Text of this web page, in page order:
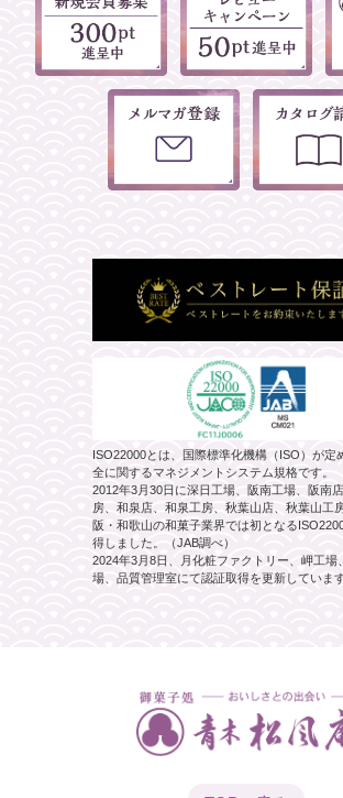
ISO22000とは、国際標準化機構（ISO）が定
全に関するマネジメントシステム規格です。
2012年3月30日に深日工場、阪南工場、阪南
房、和泉店、和泉工房、秋葉山店、秋葉山工
阪・和歌山の和菓子業界では初となる
得しました。（JAB調べ）
2024年3月8日、月化粧ファクトリー、岬工場
場、品質管理室にて認証取得を更新しています